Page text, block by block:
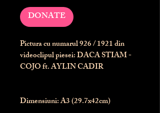
DONATE
Pictura cu numarul926/ 1921 din
videoclipul piesei: DACA STIAM -
COJO ft. AYLIN CADIR
Dimensiuni: A3 (29.7x42cm)